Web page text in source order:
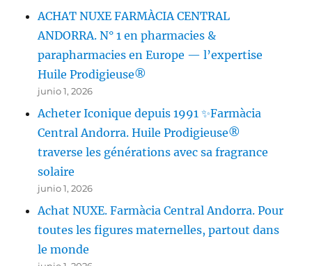
ACHAT NUXE FARMÀCIA CENTRAL
ANDORRA. N° 1 en pharmacies &
parapharmacies en Europe — l’expertise
Huile Prodigieuse®
junio 1, 2026
Acheter Iconique depuis 1991 ✨Farmàcia
Central Andorra. Huile Prodigieuse®
traverse les générations avec sa fragrance
solaire
junio 1, 2026
Achat NUXE. Farmàcia Central Andorra. Pour
toutes les figures maternelles, partout dans
le monde